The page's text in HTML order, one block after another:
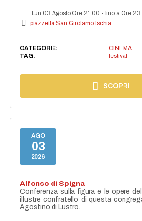
Lun 03 Agosto Ore 21:00 -fino a Ore
piazzetta San Girolamo Ischia
CATEGORIE:
CINEMA
TAG:
festival
SCOPRI
AGO
03
2026
Alfonso di Spigna
Conferenza sulla figura e le opere
illustre confratello di questa
Agostino di Lustro.